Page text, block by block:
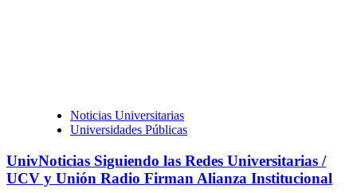
Noticias Universitarias
Universidades Públicas
UnivNoticias Siguiendo las Redes Universitarias /
UCV y Unión Radio Firman Alianza Institucional